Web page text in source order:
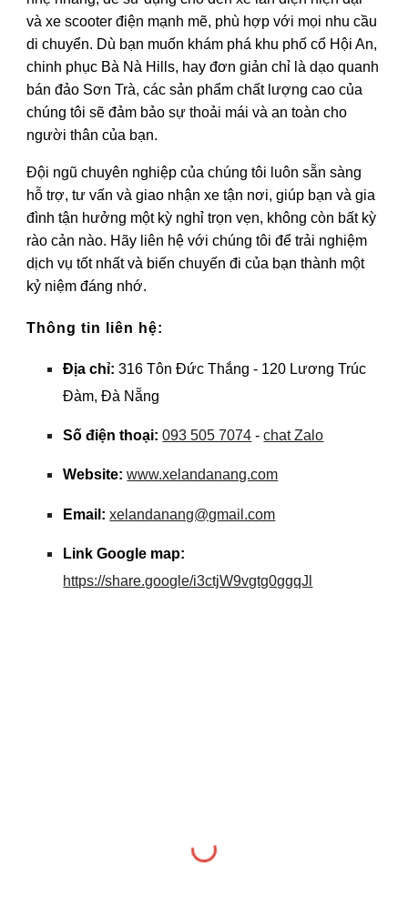
và xe scooter điện mạnh mẽ, phù hợp với mọi nhu cầu
di chuyển. Dù bạn muốn khám phá khu phố cổ Hội An,
chinh phục Bà Nà Hills, hay đơn giản chỉ là dạo quanh
bán đảo Sơn Trà, các sản phẩm chất lượng cao của
chúng tôi sẽ đảm bảo sự thoải mái và an toàn cho
người thân của bạn.
Đội ngũ chuyên nghiệp của chúng tôi luôn sẵn sàng
hỗ trợ, tư vấn và giao nhận xe tận nơi, giúp bạn và gia
đình tận hưởng một kỳ nghỉ trọn vẹn, không còn bất kỳ
rào cản nào. Hãy liên hệ với chúng tôi để trải nghiệm
dịch vụ tốt nhất và biến chuyến đi của bạn thành một
kỷ niệm đáng nhớ.
Thông tin liên hệ:
Địa chỉ: 316 Tôn Đức Thắng - 120 Lương Trúc
Đàm, Đà Nẵng
Số điện thoại: 093 505 7074 -chat Zalo
Website: www.xelandanang.com
Email: xelandanang@gmail.com
Link Google map:
https://share.google/i3ctjW9vgtg0ggqJl